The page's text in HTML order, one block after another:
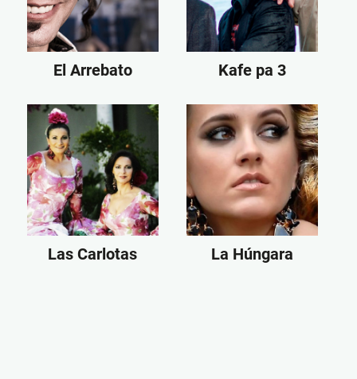
El Arrebato Kafe pa 3
Las Carlotas La Húngara